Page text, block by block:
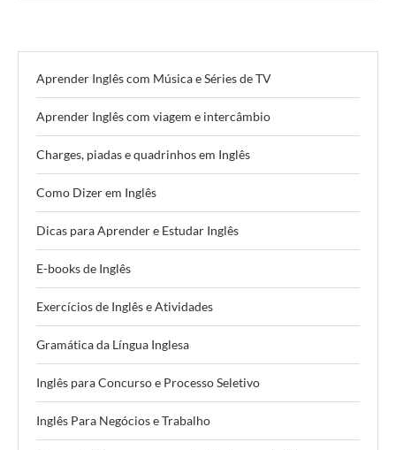
Aprender Inglês com Música e Séries de TV
Aprender Inglês com viagem e intercâmbio
Charges, piadas e quadrinhos em Inglês
Como Dizer em Inglês
Dicas para Aprender e Estudar Inglês
E-books de Inglês
Exercícios de Inglês e Atividades
Gramática da Língua Inglesa
Inglês para Concurso e Processo Seletivo
Inglês Para Negócios e Trabalho